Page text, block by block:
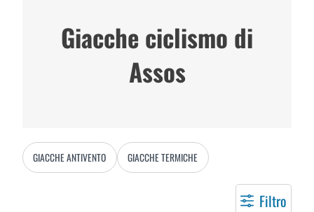
Giacche ciclismo di
Assos
GIACCHE ANTIVENTO GIACCHE TERMICHE
Filtro